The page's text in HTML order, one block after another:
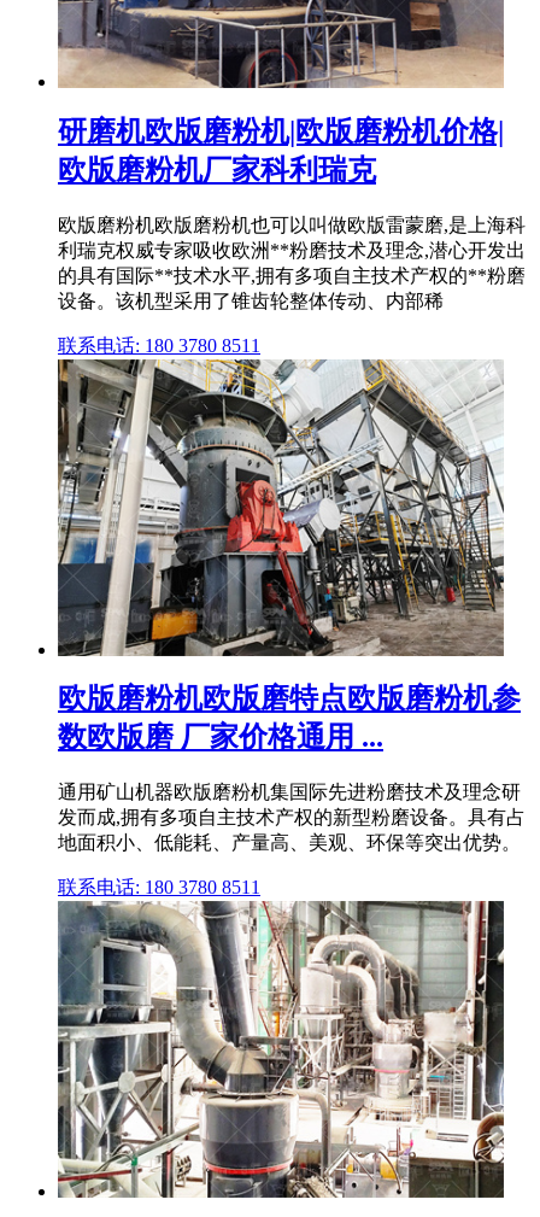
研磨机欧版磨粉机|欧版磨粉机价格|
欧版磨粉机厂家科利瑞克
欧版磨粉机欧版磨粉机也可以叫做欧版雷蒙磨,是上海科
利瑞克权威专家吸收欧洲**粉磨技术及理念,潜心开发出
的具有国际**技术水平,拥有多项自主技术产权的**粉磨
设备。该机型采用了锥齿轮整体传动、内部稀
联系电话: 180 3780 8511
欧版磨粉机欧版磨特点欧版磨粉机参
数欧版磨 厂家价格通用 ...
通用矿山机器欧版磨粉机集国际先进粉磨技术及理念研
发而成,拥有多项自主技术产权的新型粉磨设备。具有占
地面积小、低能耗、产量高、美观、环保等突出优势。
联系电话: 180 3780 8511